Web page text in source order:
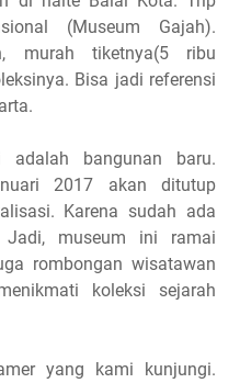
(Museum Gajah).
murah tiketnya(5 ribu
Bisa jadi referensi
adalah bangunan baru.
2017 akan ditutup
Karena sudah ada
museum ini ramai
rombongan wisatawan
koleksi sejarah
yang kami kunjungi.